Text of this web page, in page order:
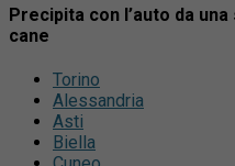
Precipita con l’auto da
cane
Torino
Alessandria
Asti
Biella